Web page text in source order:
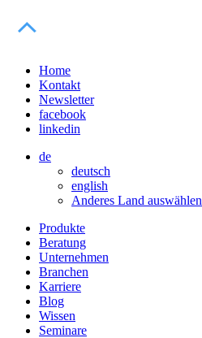
Home
Kontakt
Newsletter
facebook
linkedin
de
deutsch
english
Anderes Land auswählen
Produkte
Beratung
Unternehmen
Branchen
Karriere
Blog
Wissen
Seminare